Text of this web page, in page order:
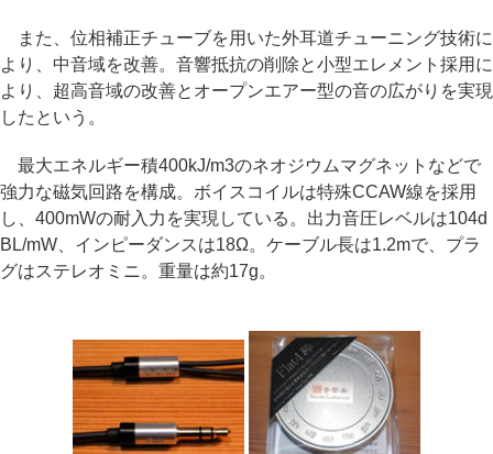
また、位相補正チューブを用いた外耳道チューニング技術に
より、中音域を改善。音響抵抗の削除と小型エレメント採用に
より、超高音域の改善とオープンエアー型の音の広がりを実現
したという。
最大エネルギー積400kJ/m3のネオジウムマグネットなどで
強力な磁気回路を構成。ボイスコイルは特殊CCAW線を採用
し、400mWの耐入力を実現している。出力音圧レベルは104d
BL/mW、インピーダンスは18Ω。ケーブル長は1.2mで、プラ
グはステレオミニ。重量は約17g。